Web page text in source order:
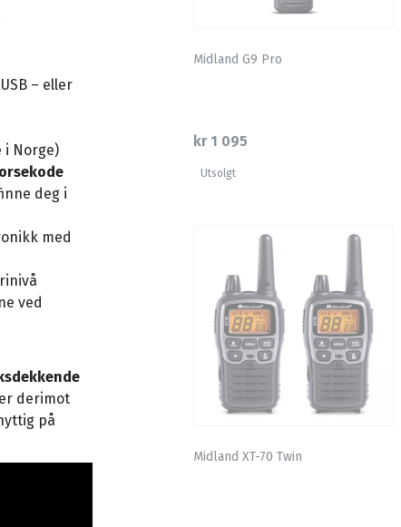
– eller
i Norge)
deg i
med
ved
derimot
på
Midland G9 Pro
kr 1 095
Utsolgt
Midland XT-70 Twin